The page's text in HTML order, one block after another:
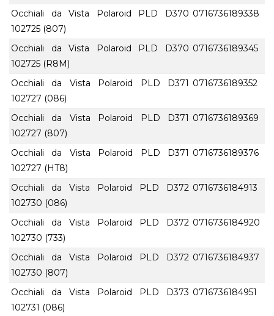
Occhiali da Vista Polaroid PLD D370
102725 (807)
0716736189338
Occhiali da Vista Polaroid PLD D370
102725 (R8M)
0716736189345
Occhiali da Vista Polaroid PLD D371
102727 (086)
0716736189352
Occhiali da Vista Polaroid PLD D371
102727 (807)
0716736189369
Occhiali da Vista Polaroid PLD D371
102727 (HT8)
0716736189376
Occhiali da Vista Polaroid PLD D372
102730 (086)
0716736184913
Occhiali da Vista Polaroid PLD D372
102730 (733)
0716736184920
Occhiali da Vista Polaroid PLD D372
102730 (807)
0716736184937
Occhiali da Vista Polaroid PLD D373
102731 (086)
0716736184951